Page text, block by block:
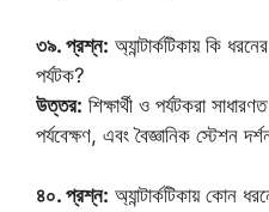
৩৯. প্রশ্ন: অ্যান্টার্কটিকায় কি
পর্যটক?
উত্তর: শিক্ষার্থী ও পর্যটকরা
পর্যবেক্ষণ, এবং বৈজ্ঞানিক স্টেশন
৪০. প্রশ্ন: অ্যান্টার্কটিকায় কোন